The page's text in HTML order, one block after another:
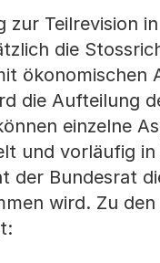
zur Teilrevision
die
ökonomischen
die Aufteilung
einzelne
und vorläufig
der Bundesrat
wird. Zu